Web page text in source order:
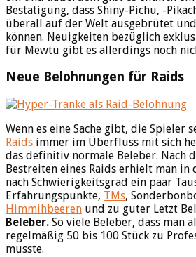
Bestätigung, dass Shiny-Pichu, -
überall auf der Welt ausgebrütet
können. Neuigkeiten bezüglich
für Mewtu gibt es allerdings noch
Neue Belohnungen für Raids
Wenn es eine Sache gibt, die Spieler
Raids immer im Überfluss mit sich
das definitiv normale Beleber. Nach
Bestreiten eines Raids erhielt man in
nach Schwierigkeitsgrad ein paar
Erfahrungspunkte, TMs,
Himmihbeeren und zu guter Letzt
Beleber. So viele Beleber, dass man
regelmäßig 50 bis 100 Stück zu
musste.